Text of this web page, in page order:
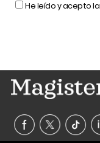
He leído y acepto la